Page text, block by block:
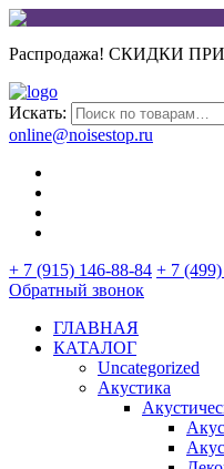
Распродажа! СКИДКИ
Искать:
online@noisestop.ru
+ 7 (915) 146-88-84 + 7
Обратный звонок
ГЛАВНАЯ
КАТАЛОГ
Uncategorized
Акустика